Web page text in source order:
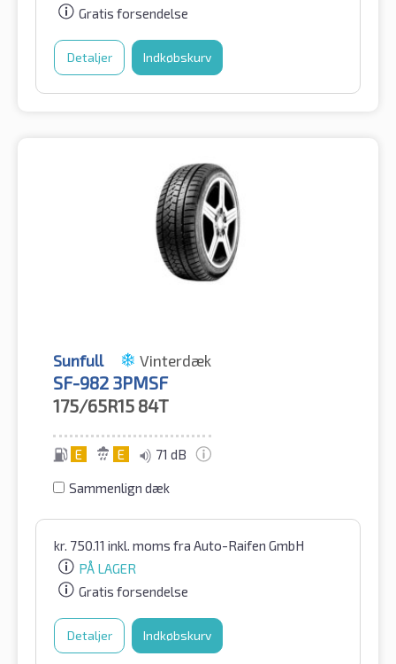
Gratis forsendelse
Detaljer Indkøbskurv
Sunfull Vinterdæk
SF-982 3PMSF
175/65R15 84T
E E 71 dB
Sammenlign dæk
kr. 750.11 inkl. moms fra Auto-Raifen GmbH
PÅ LAGER
Gratis forsendelse
Detaljer Indkøbskurv